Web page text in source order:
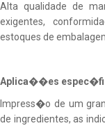
Alta qualidade de
exigentes,
estoques de
Aplica��es
Impress�o de um
de ingredientes, as